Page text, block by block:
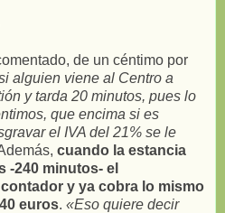
de un céntimo por
alguien viene al Centro a
y tarda 20 minutos, pues lo
que encima si es
el IVA del 21% se le
cuando la estancia
-240 minutos- el
y ya cobra lo mismo
euros. «Eso quiere decir